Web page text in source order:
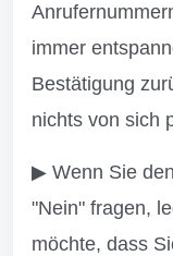
immer
Bestätigung
nichts von sich
▶ Wenn Sie
"Nein" fragen,
möchte, dass